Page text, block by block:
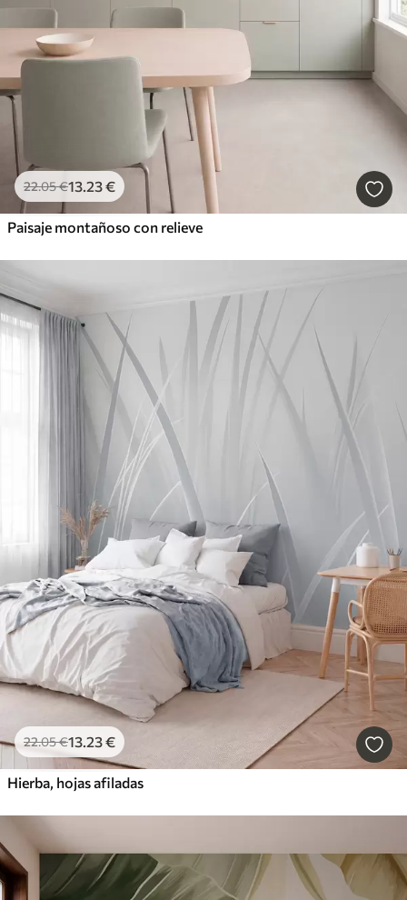
22.05€13 .23€
Paisaje montañoso con relieve
22.05€13 .23€
Hierba, hojas afiladas